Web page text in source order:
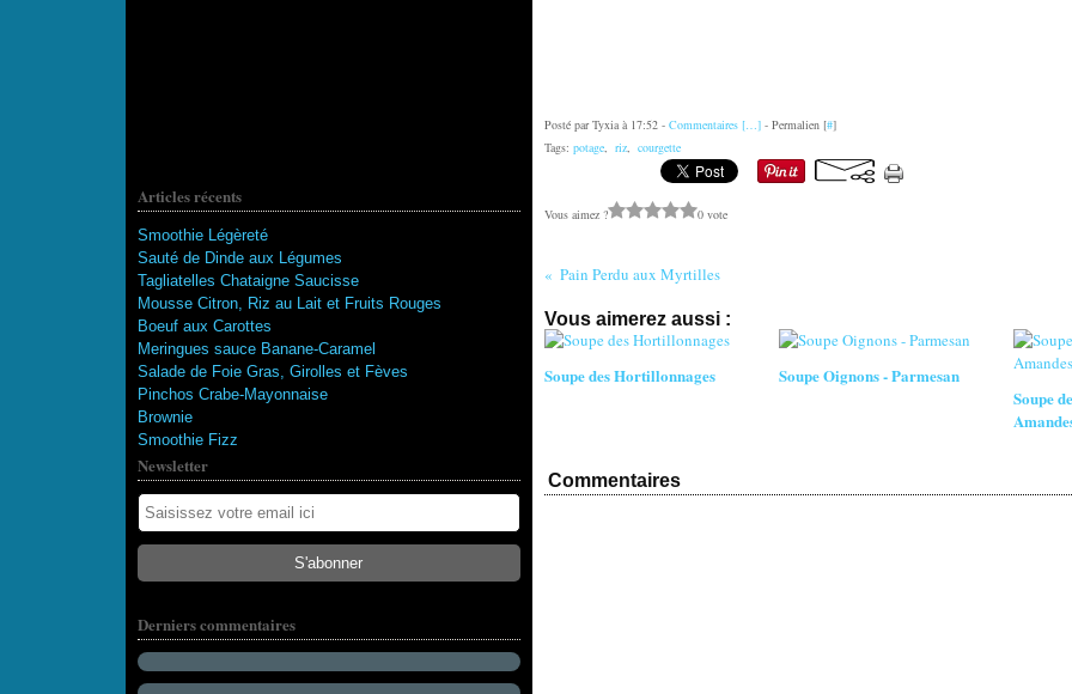
Articles récents
Smoothie Légèreté
Sauté de Dinde aux Légumes
Tagliatelles Chataigne Saucisse
Mousse Citron, Riz au Lait et Fruits Rouges
Boeuf aux Carottes
Meringues sauce Banane-Caramel
Salade de Foie Gras, Girolles et Fèves
Pinchos Crabe-Mayonnaise
Brownie
Smoothie Fizz
Newsletter
Derniers commentaires
Posté par Tyxia à 17:52 - Commentaires […]- Permalien [#]
Tags: potage, riz, courgette
Vous aimez ? 0 vote
Pain Perdu aux Myrtilles
Vous aimerez aussi :
Soupe des Hortillonnages
Soupe Oignons - Parmesan
Soupe
Commentaires